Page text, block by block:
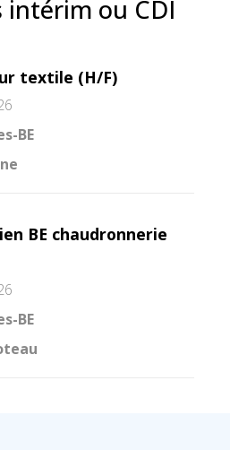
ou CDI
textile (H/F)
BE
BE chaudronnerie
BE